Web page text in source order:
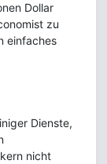
Dollar
zu
einfaches
Dienste,
nicht